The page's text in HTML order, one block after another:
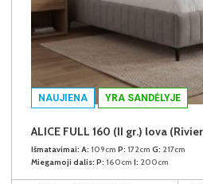
NAUJIENA YRA SANDĖLYJE
ALICE FULL 160 (II gr.) lova
Išmatavimai: A: 109cm P: 172cm G: 217cm
Miegamoji dalis: P: 160cm I: 200cm